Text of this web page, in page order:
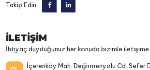
Takip Edin
İLETİŞİM
İhtiyaç duyduğunuz her konuda bizimle
İçerenköy Mah. Değirmenyolu Cd. Sefer